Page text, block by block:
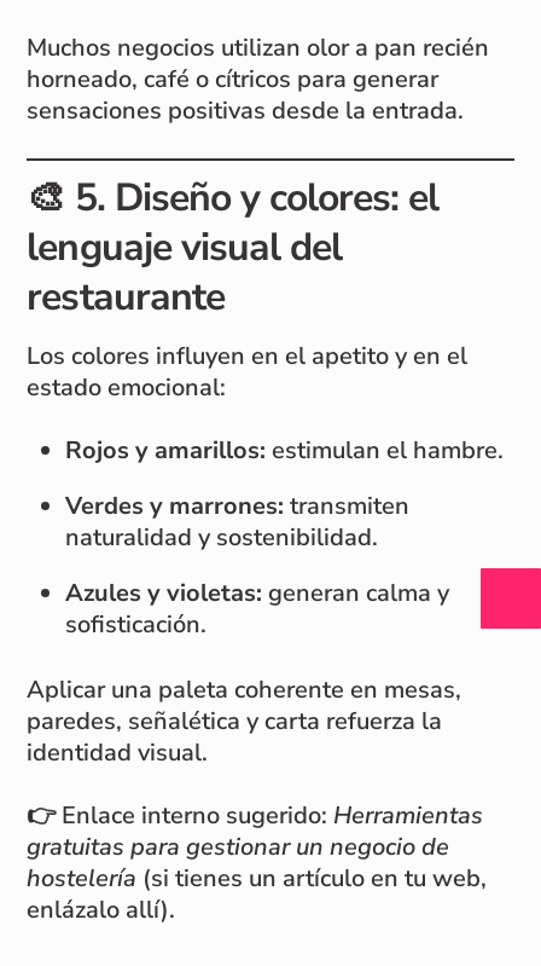
Muchos negocios utilizan olor a pan recién
horneado, café o cítricos para generar
sensaciones positivas desde la entrada.
🎨 5. Diseño y colores: el
lenguaje visual del
restaurante
Los colores influyen en el apetito y en el
estado emocional:
Rojos y amarillos: estimulan el hambre.
Verdes y marrones: transmiten
naturalidad y sostenibilidad.
Azules y violetas: generan calma y
sofisticación.
Aplicar una paleta coherente en mesas,
paredes, señalética y carta refuerza la
identidad visual.
👉 Enlace interno sugerido: Herramientas
gratuitas para gestionar un negocio de
hostelería (si tienes un artículo en tu web,
enlázalo allí).